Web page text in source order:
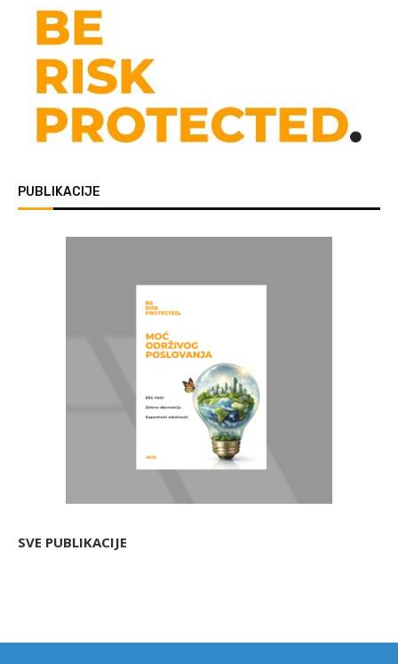
PUBLIKACIJE
SVE PUBLIKACIJE